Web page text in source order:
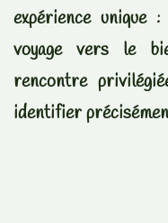
expérience unique
voyage vers le
rencontre
identifier